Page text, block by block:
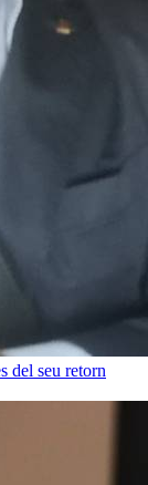
del seu retorn